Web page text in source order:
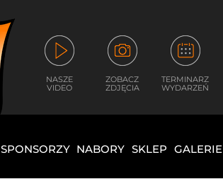
NASZE
VIDEO
ZOBACZ
ZDJĘCIA
TERMINARZ
WYDARZEŃ
SPONSORZY NABORY SKLEP GALERIE